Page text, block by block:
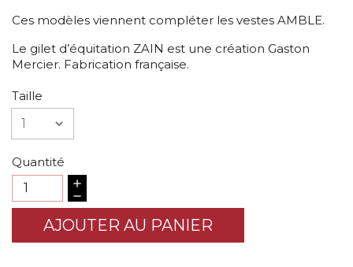
Ces modèles viennent compléter les vestes AMBLE.
Le gilet d’équitation ZAIN est une création Gaston
Mercier. Fabrication française.
Taille
Quantité
AJOUTER AU PANIER